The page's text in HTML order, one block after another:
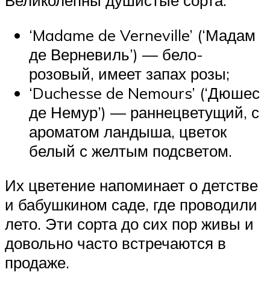
‘Madame de Verneville’ (‘Мадам
де Верневиль’) — бело-
розовый, имеет запах розы;
‘Duchesse de Nemours’ (‘Дюшес
де Немур’) — раннецветущий, с
ароматом ландыша, цветок
белый с желтым подсветом.
Их цветение напоминает о детстве
и бабушкином саде, где проводили
лето. Эти сорта до сих пор живы и
довольно часто встречаются в
продаже.